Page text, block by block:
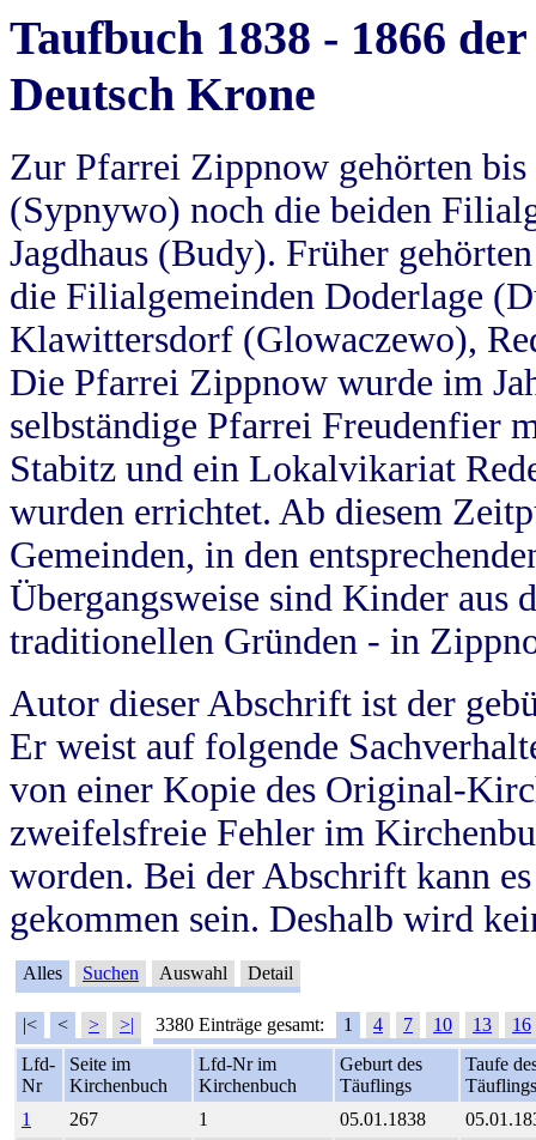
Taufbuch 1838 - 1866
Deutsch Krone
Zur Pfarrei Zippnow gehörten
(Sypnywo) noch die beiden
Jagdhaus (Budy). Früher
die Filialgemeinden Doderlage
Klawittersdorf (Glowaczewo),
Die Pfarrei Zippnow wurde im
selbständige Pfarrei Freudenfier
Stabitz und ein Lokalvikariat
wurden errichtet. Ab diesem
Gemeinden, in den
Übergangsweise sind Kinder aus
traditionellen Gründen - in
Autor dieser Abschrift ist der
Er weist auf folgende
von einer Kopie des Original-
zweifelsfreie Fehler im
worden. Bei der Abschrift kann
gekommen sein. Deshalb wird
Alles Suchen Auswahl Detail
|< < > >| 3380 Einträge gesamt: 1 4 7 10 13
16
Lfd-
Nr
Seite im
Kirchenbuch
Lfd-Nr im
Kirchenbuch
Geburt des
Täuflings
Taufe
Täuflings
1
267 1 05.01.1838